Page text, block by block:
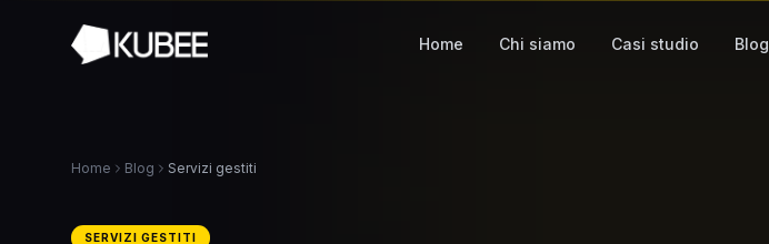
Home Chi siamo Casi studio Blog
Home Blog Servizi gestiti
SERVIZI GESTITI